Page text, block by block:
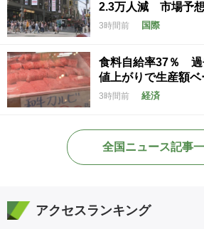
2.3万人減 市場予
3時間前 国際
食料自給率37％
値上がりで生産額
3時間前 経済
全国ニュース記事
アクセスランキング